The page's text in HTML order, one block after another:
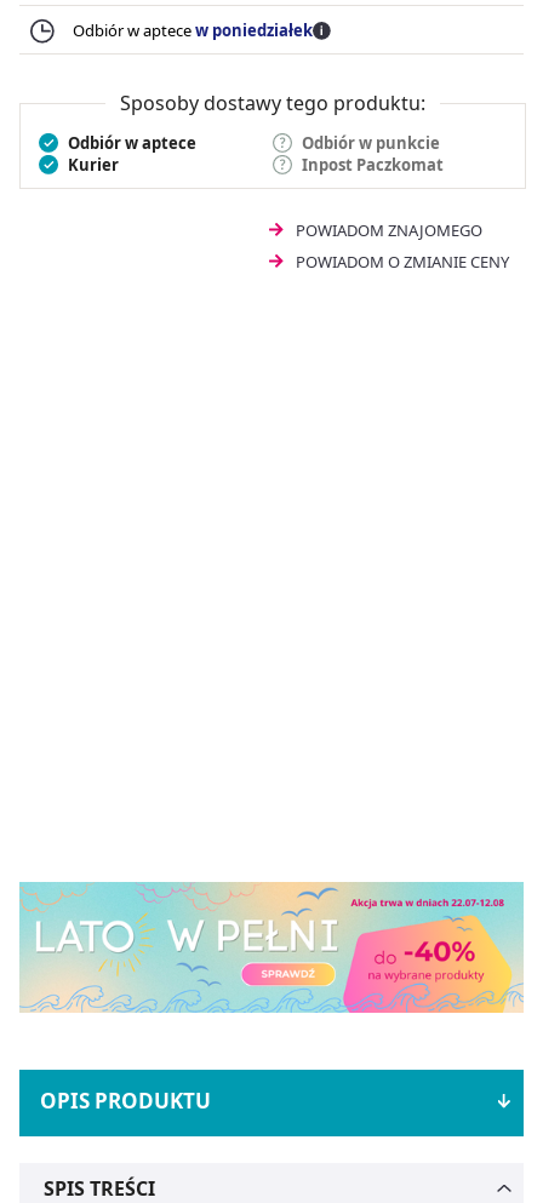
Odbiór w aptecew poniedziałek
Sposoby dostawy tego produktu:
Odbiór w aptece
Odbiór w punkcie
Kurier
Inpost Paczkomat
POWIADOM ZNAJOMEGO
POWIADOM O ZMIANIE CENY
OPIS PRODUKTU
SPIS TREŚCI